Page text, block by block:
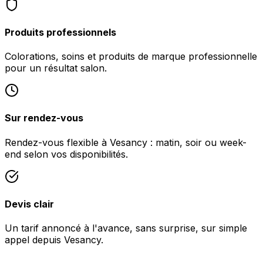
Produits professionnels
Colorations, soins et produits de marque professionnelle
pour un résultat salon.
Sur rendez-vous
Rendez-vous flexible à Vesancy : matin, soir ou week-
end selon vos disponibilités.
Devis clair
Un tarif annoncé à l'avance, sans surprise, sur simple
appel depuis Vesancy.